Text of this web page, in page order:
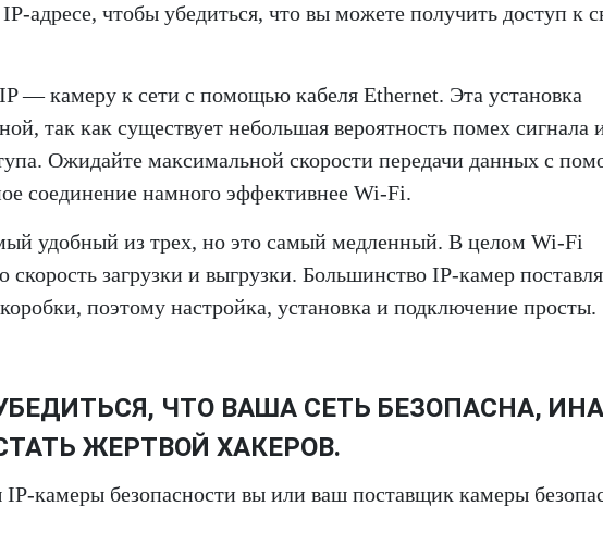
адресе, чтобы убедиться, что вы можете получить доступ к
— камеру к сети с помощью кабеля Ethernet. Эта установка
так как существует небольшая вероятность помех сигнала
Ожидайте максимальной скорости передачи данных с
соединение намного эффективнее Wi-Fi.
удобный из трех, но это самый медленный. В целом Wi-Fi
скорость загрузки и выгрузки. Большинство IP-камер
поэтому настройка, установка и подключение просты.
ЧТО ВАША СЕТЬ БЕЗОПАСНА,
ЖЕРТВОЙ ХАКЕРОВ.
камеры безопасности вы или ваш поставщик камеры